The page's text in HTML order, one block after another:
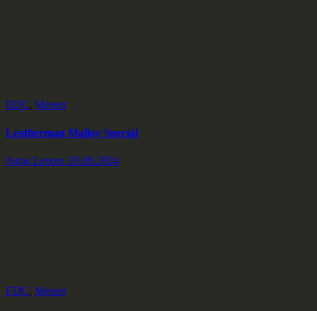
EDC, Messer
Leatherman Malloy Special
Jonas Lepore 29.09.2024
EDC, Messer